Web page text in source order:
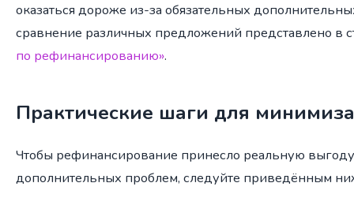
оказаться дороже из-за обязательных
сравнение различных предложений представлено в
по рефинансированию».
Практические шаги для
Чтобы рефинансирование принесло реальную
дополнительных проблем, следуйте приведённым